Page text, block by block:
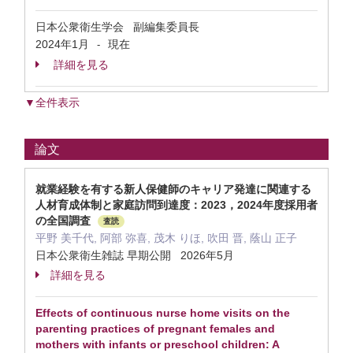
日本公衆衛生学会 副編集委員長
2024年1月
-
現在
詳細を見る
▼全件表示
論文
就業経験を有する新人保健師のキャリア発達に関連する
人材育成体制と家庭訪問到達度：2023，2024年度採用者
の全国調査
査読
平野 美千代, 阿部 弥喜, 茂木 りほ, 吹田 晋, 蔭山 正子
日本公衆衛生雑誌 早期公開 2026年5月
詳細を見る
Effects of continuous nurse home visits on the
parenting practices of pregnant females and
mothers with infants or preschool children: A